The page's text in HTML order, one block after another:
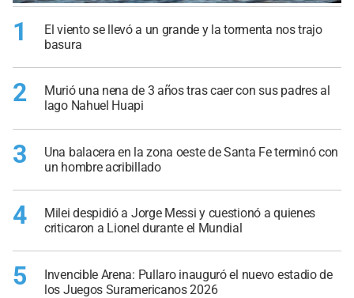
1
El viento se llevó a un grande y la tormenta nos trajo
basura
2
Murió una nena de 3 años tras caer con sus padres al
lago Nahuel Huapi
3
Una balacera en la zona oeste de Santa Fe terminó con
un hombre acribillado
4
Milei despidió a Jorge Messi y cuestionó a quienes
criticaron a Lionel durante el Mundial
5
Invencible Arena: Pullaro inauguró el nuevo estadio de
los Juegos Suramericanos 2026